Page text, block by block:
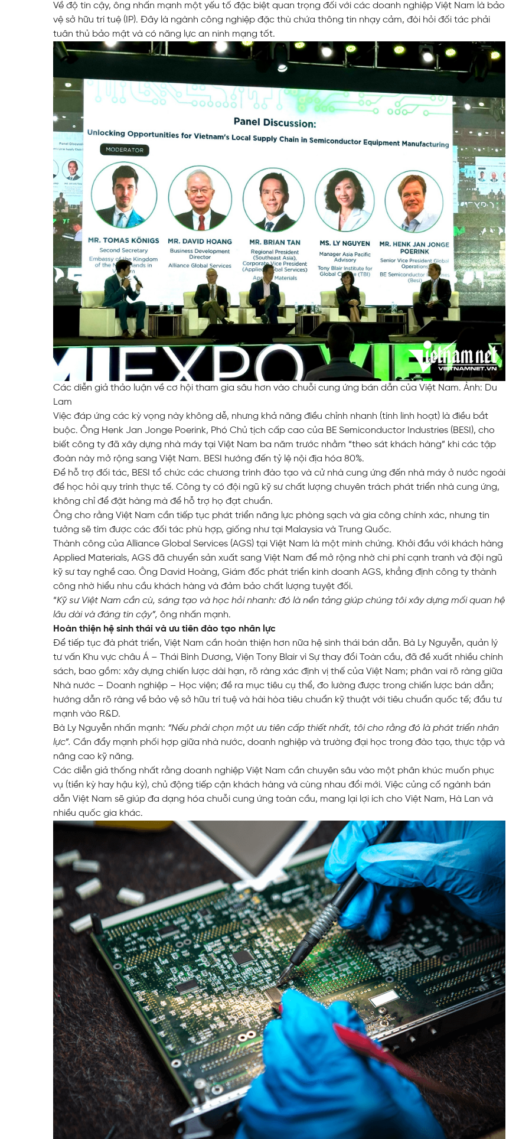
Về độ tin cậy, ông nhấn mạnh một yếu tố đặc biệt quan trọng đối với các doanh nghiệp Việt Nam là bảo
vệ sở hữu trí tuệ (IP). Đây là ngành công nghiệp đặc thù chứa thông tin nhạy cảm, đòi hỏi đối tác phải
tuân thủ bảo mật và có năng lực an ninh mạng tốt.
Các diễn giả thảo luận về cơ hội tham gia sâu hơn vào chuỗi cung ứng bán dẫn của Việt Nam. Ảnh: Du
Lam
Việc đáp ứng các kỳ vọng này không dễ, nhưng khả năng điều chỉnh nhanh (tính linh hoạt) là điều bắt
buộc. Ông Henk Jan Jonge Poerink, Phó Chủ tịch cấp cao của BE Semiconductor Industries (BESI), cho
biết công ty đã xây dựng nhà máy tại Việt Nam ba năm trước nhằm “theo sát khách hàng” khi các tập
đoàn này mở rộng sang Việt Nam. BESI hướng đến tỷ lệ nội địa hóa 80%.
Để hỗ trợ đối tác, BESI tổ chức các chương trình đào tạo và cử nhà cung ứng đến nhà máy ở nước ngoài
để học hỏi quy trình thực tế. Công ty có đội ngũ kỹ sư chất lượng chuyên trách phát triển nhà cung ứng,
không chỉ để đặt hàng mà để hỗ trợ họ đạt chuẩn.
Ông cho rằng Việt Nam cần tiếp tục phát triển năng lực phòng sạch và gia công chính xác, nhưng tin
tưởng sẽ tìm được các đối tác phù hợp, giống như tại Malaysia và Trung Quốc.
Thành công của Alliance Global Services (AGS) tại Việt Nam là một minh chứng. Khởi đầu với khách hàng
Applied Materials, AGS đã chuyển sản xuất sang Việt Nam để mở rộng nhờ chi phí cạnh tranh và đội ngũ
kỹ sư tay nghề cao. Ông David Hoàng, Giám đốc phát triển kinh doanh AGS, khẳng định công ty thành
công nhờ hiểu nhu cầu khách hàng và đảm bảo chất lượng tuyệt đối.
“Kỹ sư Việt Nam cần cù, sáng tạo và học hỏi nhanh: đó là nền tảng giúp chúng tôi xây dựng mối quan hệ
lâu dài và đáng tin cậy”, ông nhấn mạnh.
Hoàn thiện hệ sinh thái và ưu tiên đào tạo nhân lực
Để tiếp tục đà phát triển, Việt Nam cần hoàn thiện hơn nữa hệ sinh thái bán dẫn. Bà Ly Nguyễn, quản lý
tư vấn Khu vực châu Á – Thái Bình Dương, Viện Tony Blair vì Sự thay đổi Toàn cầu, đã đề xuất nhiều chính
sách, bao gồm: xây dựng chiến lược dài hạn, rõ ràng xác định vị thế của Việt Nam; phân vai rõ ràng giữa
Nhà nước – Doanh nghiệp – Học viện; đề ra mục tiêu cụ thể, đo lường được trong chiến lược bán dẫn;
hướng dẫn rõ ràng về bảo vệ sở hữu trí tuệ và hài hòa tiêu chuẩn kỹ thuật với tiêu chuẩn quốc tế; đầu tư
mạnh vào R&D.
Bà Ly Nguyễn nhấn mạnh: “Nếu phải chọn một ưu tiên cấp thiết nhất, tôi cho rằng đó là phát triển nhân
lực”. Cần đẩy mạnh phối hợp giữa nhà nước, doanh nghiệp và trường đại học trong đào tạo, thực tập và
nâng cao kỹ năng.
Các diễn giả thống nhất rằng doanh nghiệp Việt Nam cần chuyên sâu vào một phân khúc muốn phục
vụ (tiền kỳ hay hậu kỳ), chủ động tiếp cận khách hàng và cùng nhau đổi mới. Việc củng cố ngành bán
dẫn Việt Nam sẽ giúp đa dạng hóa chuỗi cung ứng toàn cầu, mang lại lợi ích cho Việt Nam, Hà Lan và
nhiều quốc gia khác.